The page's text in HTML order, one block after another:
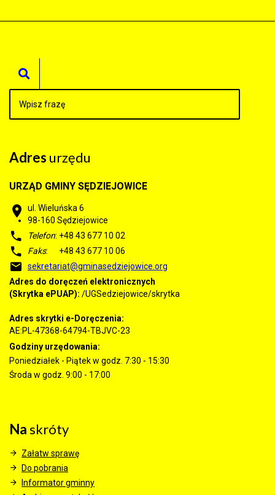
Adres urzędu
URZĄD GMINY SĘDZIEJOWICE
ul. Wieluńska 6
98-160 Sędziejowice
Telefon: +48 43 677 10 02
Faks: +48 43 677 10 06
sekretariat@gminasedziejowice.org
Adres do doręczeń elektronicznych
(Skrytka ePUAP): /UGSedziejowice/skrytka
Adres skrytki e-Doręczenia:
AE:PL-47368-64794-TBJVC-23
Godziny urzędowania:
Poniedziałek - Piątek w godz. 7:30 - 15:30
Środa w godz. 9:00 - 17:00
Naskróty
Załatw sprawę
Do pobrania
Informator gminny